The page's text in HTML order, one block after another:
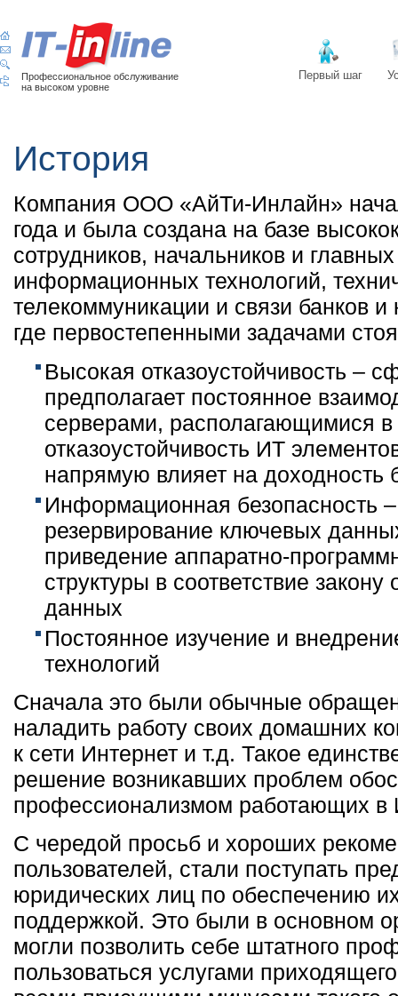
Профессиональное обслуживание
на высоком уровне
Первый шаг
История
Компания ООО «АйТи-Инлайн»
года и была создана на базе
сотрудников, начальников и
информационных технологий,
телекоммуникации и связи банков
где первостепенными задачами
Высокая отказоустойчивость –
предполагает постоянное
серверами, располагающимися в
отказоустойчивость ИТ
напрямую влияет на доходность
Информационная безопасность
резервирование ключевых
приведение аппаратно-
структуры в соответствие
данных
Постоянное изучение и
технологий
Сначала это были обычные
наладить работу своих домашних
к сети Интернет и т.д. Такое
решение возникавших проблем
профессионализмом работающих в
С чередой просьб и хороших
пользователей, стали поступать
юридических лиц по обеспечению
поддержкой. Это были в основном
могли позволить себе штатного
пользоваться услугами